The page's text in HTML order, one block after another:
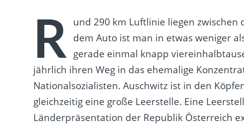
R
und 290 km Luftlinie liegen zwischen
dem Auto ist man in etwas weniger
gerade einmal knapp
jährlich ihren Weg in das ehemalige
Nationalsozialisten. Auschwitz ist in den
gleichzeitig eine große Leerstelle. Eine
Länderpräsentation der Republik Österreich